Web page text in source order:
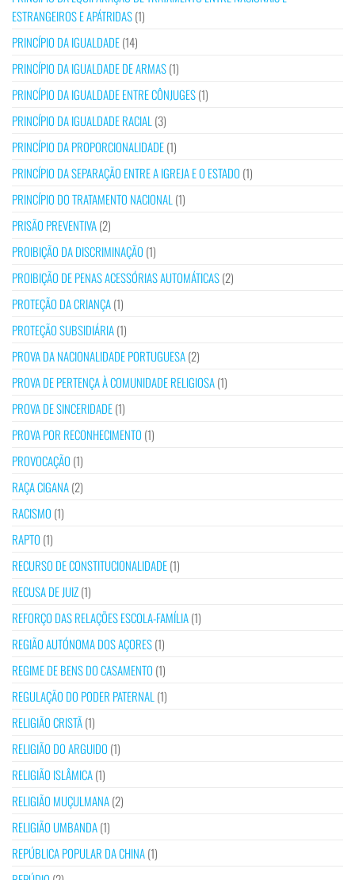
ESTRANGEIROS E APÁTRIDAS(1)
PRINCÍPIO DA IGUALDADE(14)
PRINCÍPIO DA IGUALDADE DE ARMAS(1)
PRINCÍPIO DA IGUALDADE ENTRE CÔNJUGES(1)
PRINCÍPIO DA IGUALDADE RACIAL (3)
PRINCÍPIO DA PROPORCIONALIDADE(1)
PRINCÍPIO DA SEPARAÇÃO ENTRE A IGREJA E O ESTADO (1)
PRINCÍPIO DO TRATAMENTO NACIONAL (1)
PRISÃO PREVENTIVA(2)
PROIBIÇÃO DA DISCRIMINAÇÃO (1)
PROIBIÇÃO DE PENAS ACESSÓRIAS AUTOMÁTICAS(2)
PROTEÇÃO DA CRIANÇA(1)
PROTEÇÃO SUBSIDIÁRIA(1)
PROVA DA NACIONALIDADE PORTUGUESA(2)
PROVA DE PERTENÇA À COMUNIDADE RELIGIOSA(1)
PROVA DE SINCERIDADE(1)
PROVA POR RECONHECIMENTO (1)
PROVOCAÇÃO (1)
RAÇA CIGANA(2)
RACISMO (1)
RAPTO (1)
RECURSO DE CONSTITUCIONALIDADE(1)
RECUSA DE JUIZ(1)
REFORÇO DAS RELAÇÕES ESCOLA-FAMÍLIA(1)
REGIÃO AUTÓNOMA DOS AÇORES(1)
REGIME DE BENS DO CASAMENTO (1)
REGULAÇÃO DO PODER PATERNAL (1)
RELIGIÃO CRISTÃ(1)
RELIGIÃO DO ARGUIDO (1)
RELIGIÃO ISLÂMICA(1)
RELIGIÃO MUÇULMANA(2)
RELIGIÃO UMBANDA(1)
REPÚBLICA POPULAR DA CHINA(1)